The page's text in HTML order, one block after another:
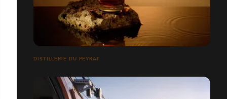
DISTILLERIE DU PEYRAT